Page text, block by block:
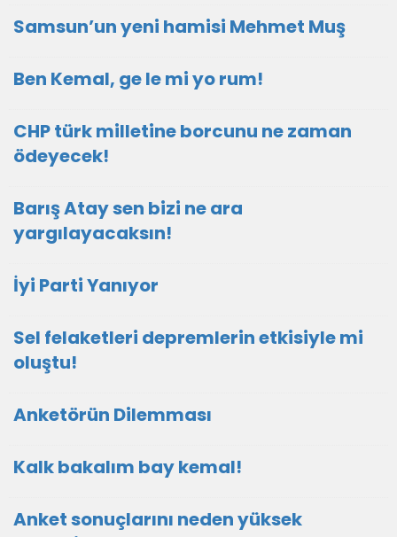
Samsun’un yeni hamisi Mehmet Muş
Ben Kemal, ge le mi yo rum!
CHP türk milletine borcunu ne zaman
ödeyecek!
Barış Atay sen bizi ne ara
yargılayacaksın!
İyi Parti Yanıyor
Sel felaketleri depremlerin etkisiyle mi
oluştu!
Anketörün Dilemması
Kalk bakalım bay kemal!
Anket sonuçlarını neden yüksek